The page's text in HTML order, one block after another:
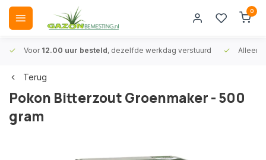
0
Voor 12.00 uur besteld, dezelfde werkdag verstuurd Alleen
Terug
Pokon Bitterzout Groenmaker - 500
gram